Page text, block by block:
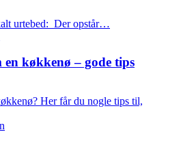
urtebed: Der opstår…
køkkenø – gode tips
Her får du nogle tips til,